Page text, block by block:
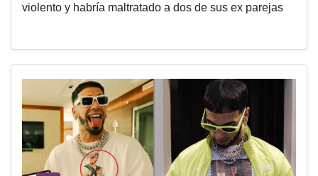
violento y habría maltratado a dos de sus ex parejas